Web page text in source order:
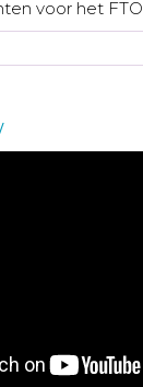
voor het FTO